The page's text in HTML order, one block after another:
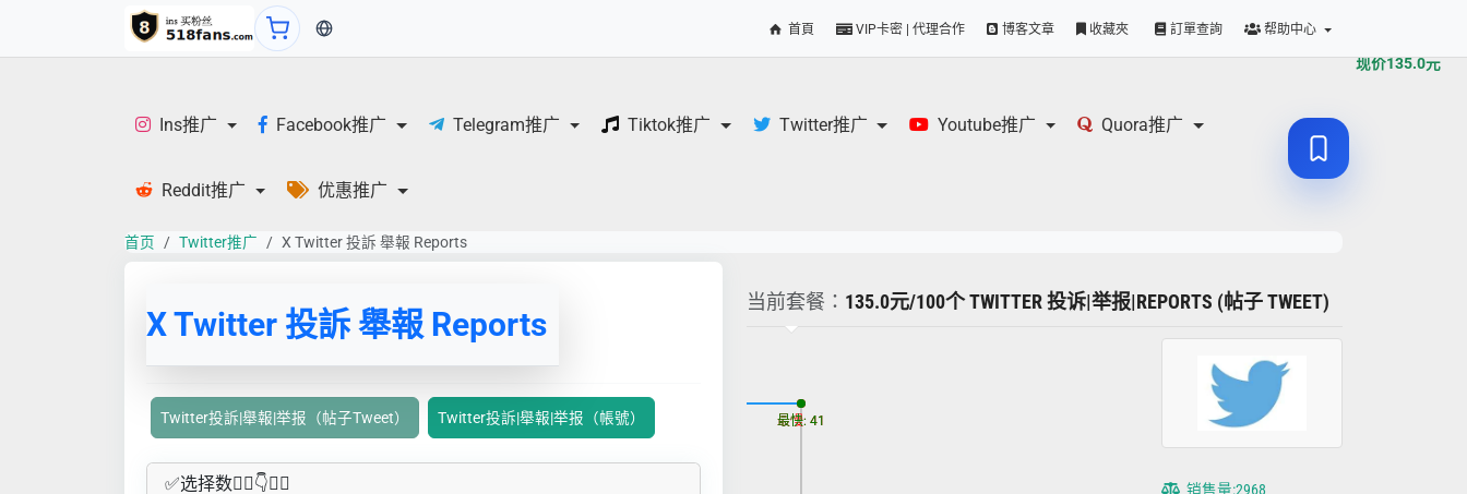
当前语言：繁体 首頁 VIP卡密 | 代理合作 博客文章 收藏夾 訂單查詢 帮助中心
Ins推广 Facebook推广 Telegram推广 Tiktok推广 Twitter推广 Youtube推广 Quora推广
Reddit推广 优惠推广
首页 Twitter推广 X Twitter 投訴 舉報 Reports
X Twitter 投訴 舉報 Reports
Twitter投訴|舉報|举报（帖子Tweet） Twitter投訴|舉報|举报（帳號）
✅​选择数👇🏻​​👇👇🏻​​
现价135.0元
当前套餐： 135.0元/100个 TWITTER 投诉|举报|REPORTS (帖子 TWEET)
最慢: 41
最快: 41
销售量:2968